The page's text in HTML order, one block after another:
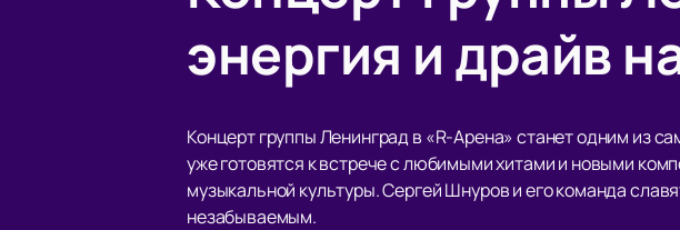
энергия и драйв
Концерт группы Ленинград в «R-Арена» станет одним из
уже готовятся к встрече с любимыми хитами и новыми
музыкальной культуры. Сергей Шнуров и его команда
незабываемым.